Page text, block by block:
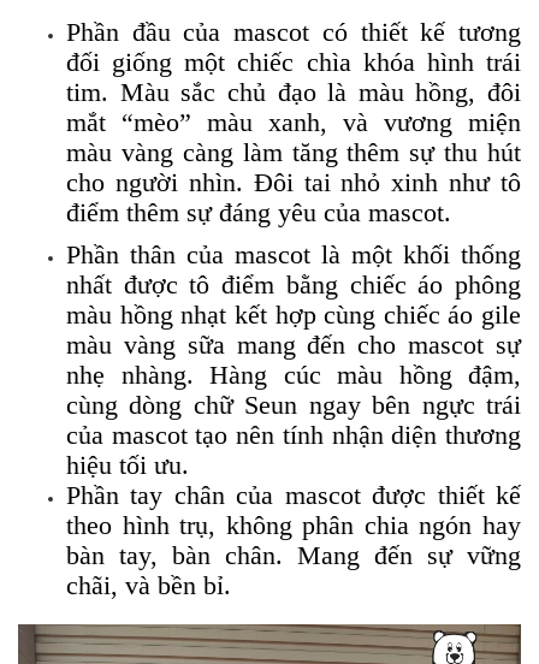
Phần đầu của mascot có thiết kế tương
đối giống một chiếc chìa khóa hình trái
tim. Màu sắc chủ đạo là màu hồng, đôi
mắt “mèo” màu xanh, và vương miện
màu vàng càng làm tăng thêm sự thu hút
cho người nhìn. Đôi tai nhỏ xinh như tô
điểm thêm sự đáng yêu của mascot.
Phần thân của mascot là một khối thống
nhất được tô điểm bằng chiếc áo phông
màu hồng nhạt kết hợp cùng chiếc áo gile
màu vàng sữa mang đến cho mascot sự
nhẹ nhàng. Hàng cúc màu hồng đậm,
cùng dòng chữ Seun ngay bên ngực trái
của mascot tạo nên tính nhận diện thương
hiệu tối ưu.
Phần tay chân của mascot được thiết kế
theo hình trụ, không phân chia ngón hay
bàn tay, bàn chân. Mang đến sự vững
chãi, và bền bỉ.